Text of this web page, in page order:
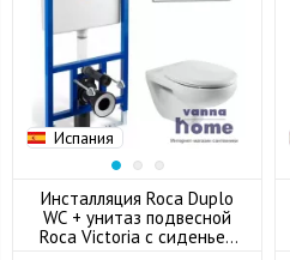
Испания
Инсталляция Roca Duplo
WC + унитаз подвесной
Roca Victoria с сиденьем